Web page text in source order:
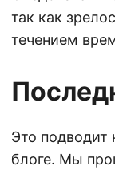
так как
течением
Это подводит
блоге. Мы